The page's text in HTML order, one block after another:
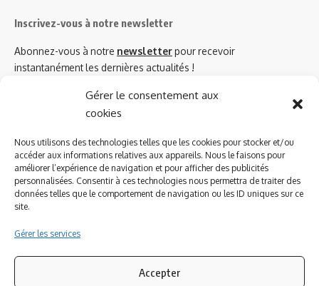
Gérer le consentement aux
cookies
Nous utilisons des technologies telles que les cookies pour stocker et/ou
accéder aux informations relatives aux appareils. Nous le faisons pour
améliorer l’expérience de navigation et pour afficher des publicités
personnalisées. Consentir à ces technologies nous permettra de traiter des
données telles que le comportement de navigation ou les ID uniques sur ce
site.
Gérer les services
Accepter
Inscrivez-vous à notre newsletter
Abonnez-vous à notre newsletterpour recevoir
instantanément les dernières actualités !
Azinat.com TV soutient